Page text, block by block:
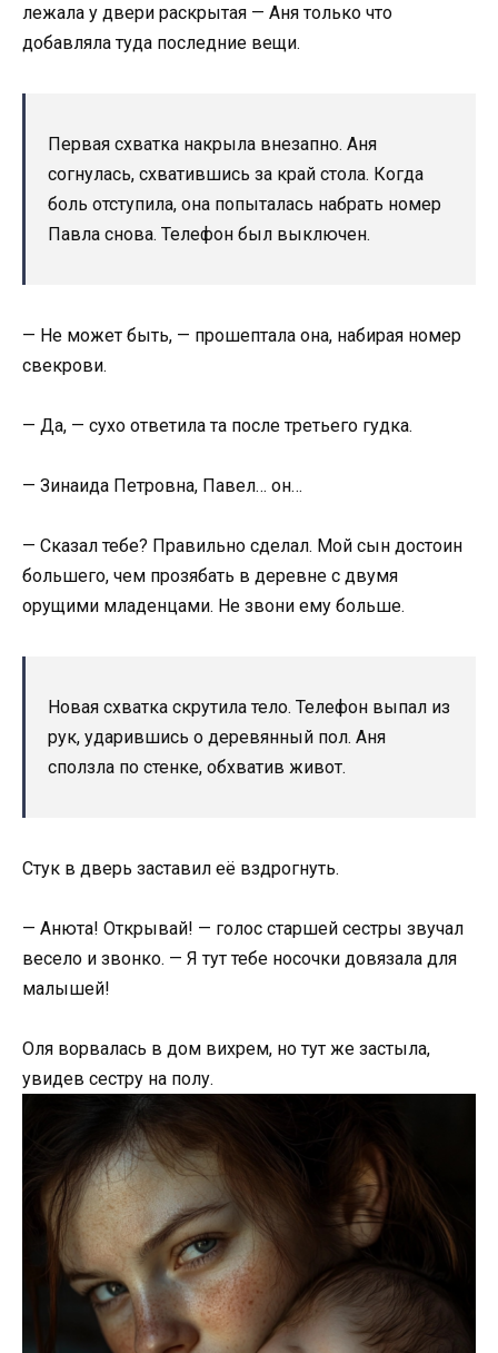
лежала у двери раскрытая — Аня только что
добавляла туда последние вещи.
Первая схватка накрыла внезапно. Аня
согнулась, схватившись за край стола. Когда
боль отступила, она попыталась набрать номер
Павла снова. Телефон был выключен.
— Не может быть, — прошептала она, набирая номер
свекрови.
— Да, — сухо ответила та после третьего гудка.
— Зинаида Петровна, Павел… он…
— Сказал тебе? Правильно сделал. Мой сын достоин
большего, чем прозябать в деревне с двумя
орущими младенцами. Не звони ему больше.
Новая схватка скрутила тело. Телефон выпал из
рук, ударившись о деревянный пол. Аня
сползла по стенке, обхватив живот.
Стук в дверь заставил её вздрогнуть.
— Анюта! Открывай! — голос старшей сестры звучал
весело и звонко. — Я тут тебе носочки довязала для
малышей!
Оля ворвалась в дом вихрем, но тут же застыла,
увидев сестру на полу.